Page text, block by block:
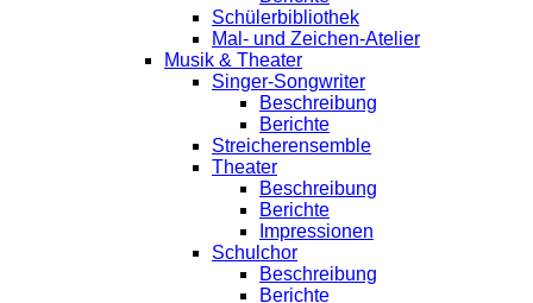
Schülerbibliothek
Mal- und Zeichen-Atelier
Musik & Theater
Singer-Songwriter
Beschreibung
Berichte
Streicherensemble
Theater
Beschreibung
Berichte
Impressionen
Schulchor
Beschreibung
Berichte